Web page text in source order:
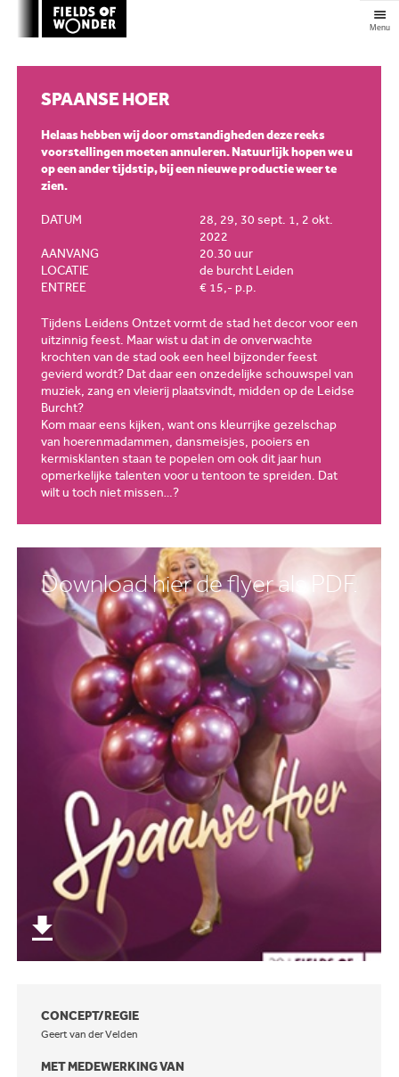
Download hier de flyer als PDF.
CONCEPT/REGIE
Geert van der Velden
MET MEDEWERKING VAN
SPAANSE HOER
Helaas hebben wij door omstandigheden deze reeks
voorstellingen moeten annuleren. Natuurlijk hopen we u
op een ander tijdstip, bij een nieuwe productie weer te
zien.
DATUM
28, 29, 30 sept. 1, 2 okt.
2022
AANVANG
20.30 uur
LOCATIE
de burcht Leiden
ENTREE
€ 15,- p.p.
Tijdens Leidens Ontzet vormt de stad het decor voor een
uitzinnig feest. Maar wist u dat in de onverwachte
krochten van de stad ook een heel bijzonder feest
gevierd wordt? Dat daar een onzedelijke schouwspel van
muziek, zang en vleierij plaatsvindt, midden op de Leidse
Burcht?
Kom maar eens kijken, want ons kleurrijke gezelschap
van hoerenmadammen, dansmeisjes, pooiers en
kermisklanten staan te popelen om ook dit jaar hun
opmerkelijke talenten voor u tentoon te spreiden. Dat
wilt u toch niet missen…?